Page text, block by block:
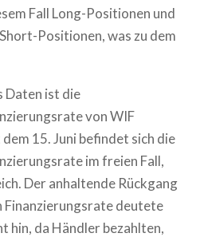
Fall Long-Positionen und
Positionen, was zu dem
Daten ist die
von WIF
15. Juni befindet sich die
im freien Fall,
Der anhaltende Rückgang
Finanzierungsrate deutete
hin, da Händler bezahlten,